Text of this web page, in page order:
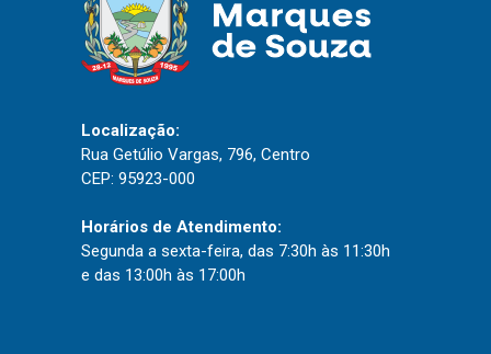
Localização:
Rua Getúlio Vargas, 796, Centro
CEP: 95923-000
Horários de Atendimento:
Segunda a sexta-feira, das 7:30h às 11:30h
e das 13:00h às 17:00h